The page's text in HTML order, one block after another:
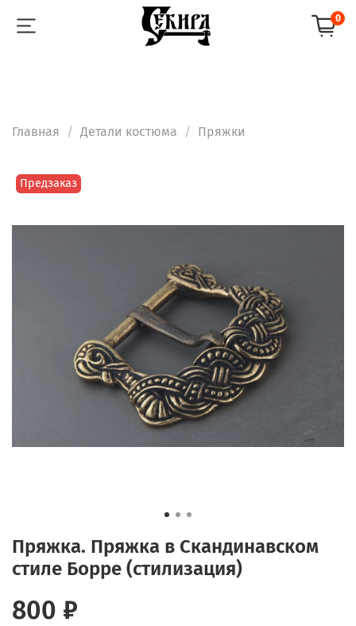
0
Главная Детали костюма Пряжки
Предзаказ
Пряжка. Пряжка в Скандинавском
стиле Борре (стилизация)
800 ₽